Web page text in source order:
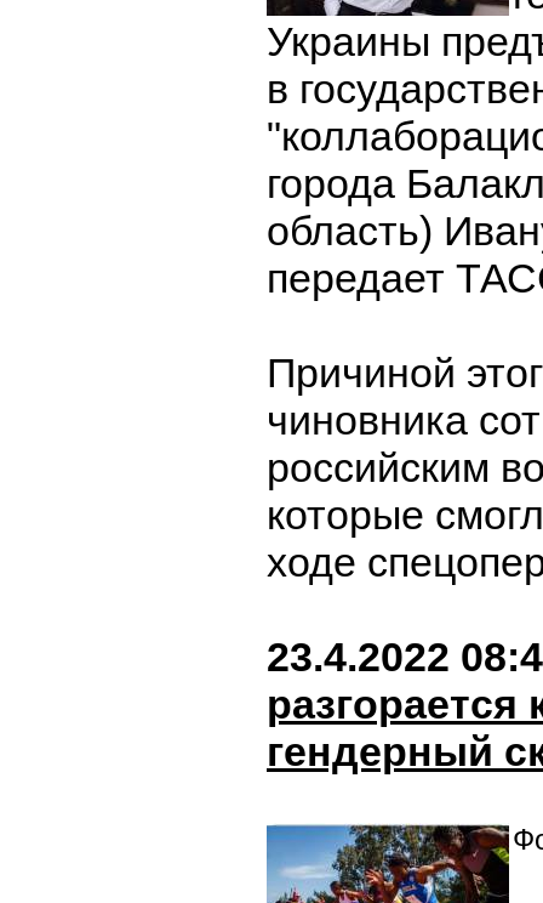
Украины
в
города
область)
передает
Причиной
чиновника
российским
которые
ходе
23.4.2022
гендерный